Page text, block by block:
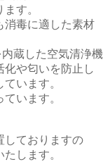
す。
消毒に適した素材
蔵した空気清浄機
化や匂いを防止し
います。
います。
しておりますの
します。